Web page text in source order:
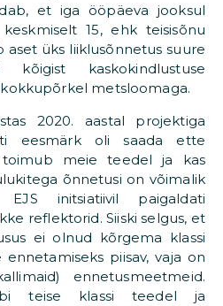
et iga ööpäeva jooksul
15, ehk teisisõnu
üks liiklusõnnetus suure
kõigist kaskokindlustuse
metsloomaga.
2020. aastal projektiga
eesmärk oli saada ette
meie teedel ja kas
õnnetusi on võimalik
initsiatiivil paigaldati
reflektorid. Siiski selgus, et
ei olnud kõrgema klassi
piisav, vaja on
ennetusmeetmeid.
teise klassi teedel ja